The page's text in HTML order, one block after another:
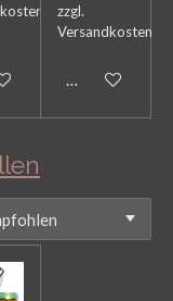
zzgl.
Versandkosten
In den